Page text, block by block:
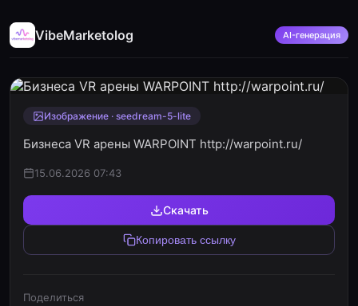
VibeMarketolog AI-генерация
Изображение · seedream-5-lite
Бизнеса VR арены WARPOINT http://warpoint.ru/
15.06.2026 07:43
Скачать
Копировать ссылку
Поделиться